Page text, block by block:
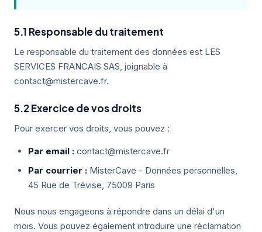
5.1 Responsable du traitement
Le responsable du traitement des données est LES
SERVICES FRANCAIS SAS, joignable à
contact@mistercave.fr.
5.2 Exercice de vos droits
Pour exercer vos droits, vous pouvez :
Par email : contact@mistercave.fr
Par courrier : MisterCave - Données personnelles,
45 Rue de Trévise, 75009 Paris
Nous nous engageons à répondre dans un délai d'un
mois. Vous pouvez également introduire une réclamation